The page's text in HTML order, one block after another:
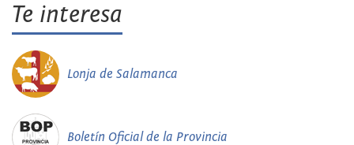
Te interesa
Lonja de Salamanca
Boletín Oficial de la Provincia